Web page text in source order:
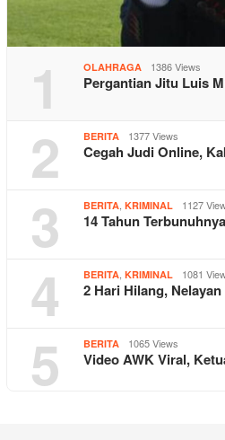
1 OLAHRAGA 1386 Views
Pergantian Jitu Luis
2 BERITA 1377 Views
Cegah Judi Online,
3 BERITA, KRIMINAL 1127
14 Tahun
4 BERITA, KRIMINAL 1081
2 Hari Hilang,
5 BERITA 1065 Views
Video AWK Viral,